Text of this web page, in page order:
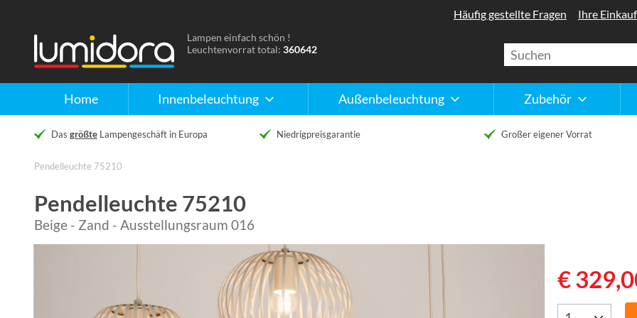
Home Innenbeleuchtung Außenbeleuchtung Zubehör
Häufig gestellte Fragen Ihre
Naar
de
Lampen einfach schön !
Leuchtenvorrat total: 360642
Das größte Lampengeschäft in Europa Niedrigpreisgarantie Großer eigener Vorrat
Pendelleuchte 75210
Pendelleuchte 75210
Beige - Zand - Ausstellungsraum 016
€